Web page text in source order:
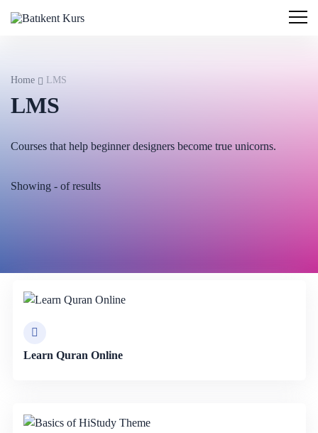
Home LMS
LMS
Courses that help beginner designers become true unicorns.
Showing - ofresults
Learn Quran Online